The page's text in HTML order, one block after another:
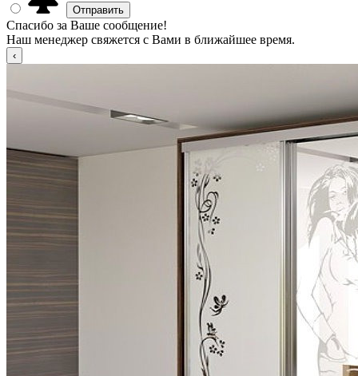
Спасибо за Ваше сообщение!
Наш менеджер свяжется с Вами в ближайшее время.